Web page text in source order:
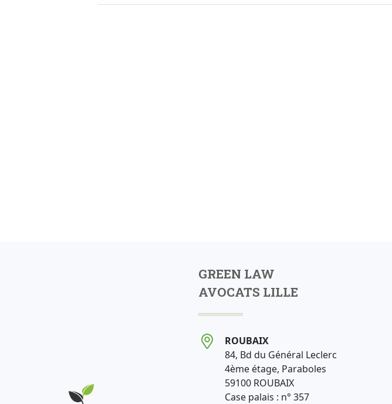
GREEN LAW
AVOCATS LILLE
ROUBAIX
84, Bd du Général Leclerc
4ème étage, Paraboles
59100 ROUBAIX
Case palais : n° 357